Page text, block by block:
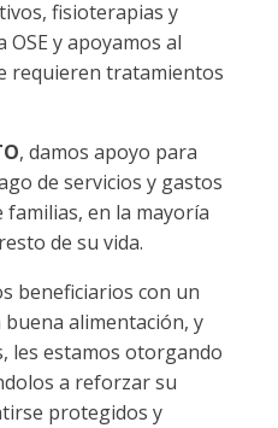
fisioterapias y
y apoyamos al
requieren tratamientos
, damos apoyo para
de servicios y gastos
familias, en la mayoría
de su vida.
beneficiarios con un
alimentación, y
les estamos otorgando
a reforzar su
protegidos y